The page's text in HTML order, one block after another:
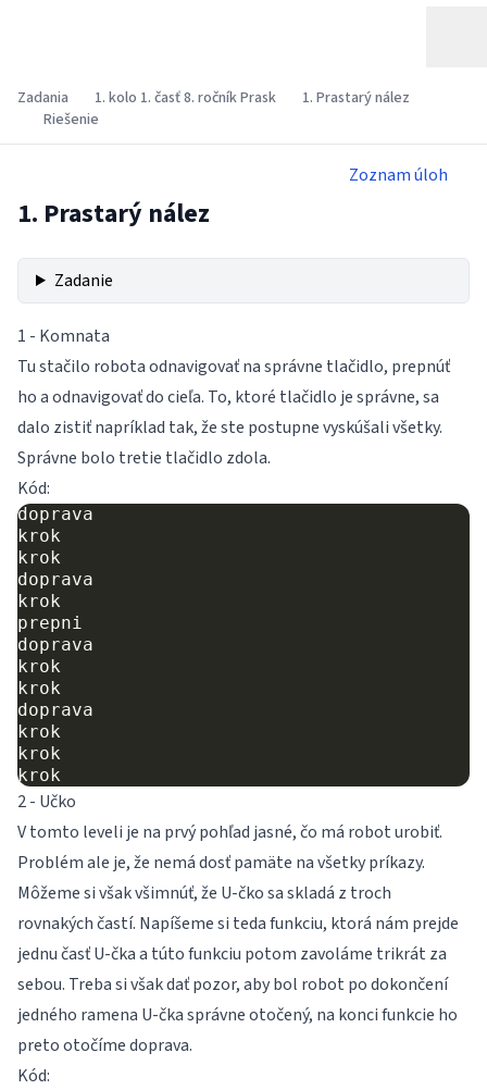
Zadania 1. kolo 1. časť 8. ročník Prask
1. Prastarý nález
Riešenie
Zoznam úloh
1. Prastarý nález
Zadanie
1 - Komnata
Tu stačilo robota odnavigovať na správne tlačidlo, prepnúť
ho a odnavigovať do cieľa. To, ktoré tlačidlo je správne, sa
dalo zistiť napríklad tak, že ste postupne vyskúšali všetky.
Správne bolo tretie tlačidlo zdola.
Kód:
doprava
krok
krok
doprava
krok
prepni
doprava
krok
krok
doprava
krok
krok
2 - Učko
V tomto leveli je na prvý pohľad jasné, čo má robot urobiť.
Problém ale je, že nemá dosť pamäte na všetky príkazy.
Môžeme si však všimnúť, že U-čko sa skladá z troch
rovnakých častí. Napíšeme si teda funkciu, ktorá nám prejde
jednu časť U-čka a túto funkciu potom zavoláme trikrát za
sebou. Treba si však dať pozor, aby bol robot po dokončení
jedného ramena U-čka správne otočený, na konci funkcie ho
preto otočíme doprava.
Kód: